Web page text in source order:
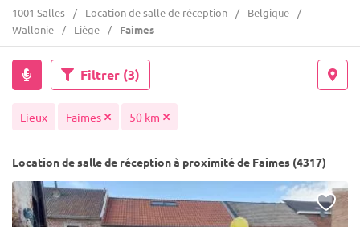
1001 Salles Location de salle de réception
Belgique
Wallonie
Liège Faimes
Filtrer (3)
Lieux Faimes 50 km
Location de salle de réception à proximité de Faimes (4317)